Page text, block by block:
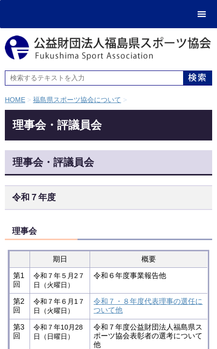
HOME > 福島県スポーツ協会について >
理事会・評議員会
理事会・評議員会
令和７年度
理事会
期日
概要
第1
回
令和７年５月2７
日（火曜日）
令和６年度事業報告他
第2
回
令和７年６月1７
日（火曜日）
令和７・８年度代表理事の選任に
ついて他
第3
回
令和７年10月28
日（日曜日）
令和７年度公益財団法人福島県ス
ポーツ協会表彰者の選考について
他